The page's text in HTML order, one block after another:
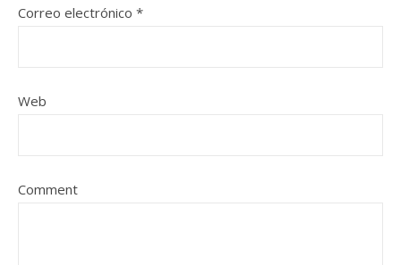
Correo electrónico *
Web
Comment